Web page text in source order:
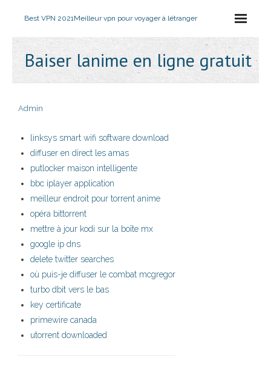
Best VPN 2021Meilleur vpn pour voyager à létranger
Baiser lanime en ligne gratuit
Admin
linksys smart wifi software download
diffuser en direct les amas
putlocker maison intelligente
bbc iplayer application
meilleur endroit pour torrent anime
opéra bittorrent
mettre à jour kodi sur la boîte mx
google ip dns
delete twitter searches
où puis-je diffuser le combat mcgregor
turbo dbit vers le bas
key certificate
primewire canada
utorrent downloaded